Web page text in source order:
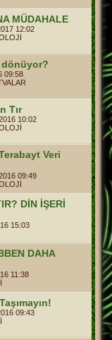
MÜDAHALE
12:02
dönüyor?
09:58
Tır
10:02
Veri
09:49
DİN İŞERİ
15:03
DAHA
11:38
09:43